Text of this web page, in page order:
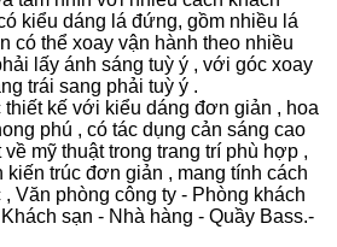
kiểu dáng lá đứng, gồm nhiều lá
có thể xoay vận hành theo nhiều
lấy ánh sáng tuỳ ý , với góc xoay
trái sang phải tuỳ ý .
kế với kiểu dáng đơn giản , hoa
phú , có tác dụng cản sáng cao
mỹ thuật trong trang trí phù hợp ,
trúc đơn giản , mang tính cách
Văn phòng công ty - Phòng khách
sạn - Nhà hàng - Quầy Bass.-